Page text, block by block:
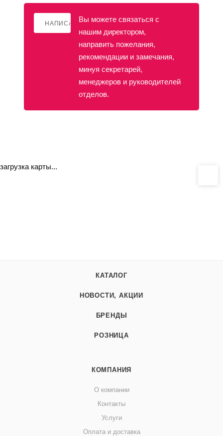
НАПИСАТЬ ДИРЕКТОРУ
Вы можете связаться с
нашим директором,
направить пожелания,
рекомендации и замечания,
минуя секретарей,
менеджеров и руководителей
отделов.
загрузка карты...
КАТАЛОГ
НОВОСТИ, АКЦИИ
БРЕНДЫ
РОЗНИЦА
КОМПАНИЯ
О компании
Контакты
Услуги
Оплата и доставка